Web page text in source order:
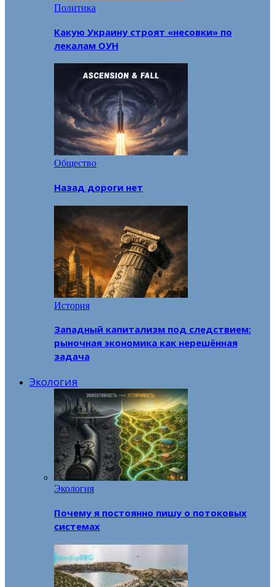
Политика
Какую Украину строят «несовки» по
лекалам ОУН
Общество
Назад дороги нет
История
Западный капитализм под следствием:
рыночная экономика как нерешённая
задача
Экология
Экология
Почему я постоянно пишу о потоковых
системах